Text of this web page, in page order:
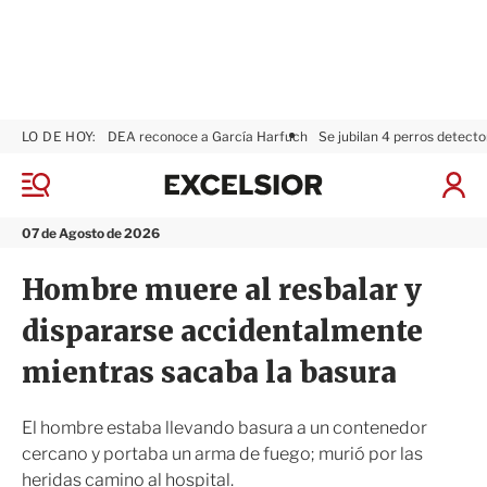
M
n
07 de Agosto de 2026
LO DE HOY: DEA reconoce a García Harfuch Se jubilan 4 perros
I
x
s
i
o
r
Hombre muere al resbalar y
dispararse accidentalmente
mientras sacaba la basura
El hombre estaba llevando basura a un contenedor
cercano y portaba un arma de fuego; murió por las
heridas camino al hospital.